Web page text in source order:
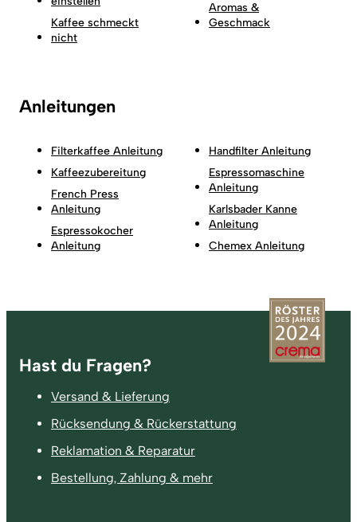
Kaffee schmeckt
nicht
Aromas &
Geschmack
Anleitungen
Filterkaffee Anleitung
Kaffeezubereitung
French Press
Anleitung
Espressokocher
Anleitung
Handfilter Anleitung
Espressomaschine
Anleitung
Karlsbader Kanne
Anleitung
Chemex Anleitung
Fußzeile
Hast du Fragen?
Versand & Lieferung
Rücksendung & Rückerstattung
Reklamation & Reparatur
Bestellung, Zahlung & mehr